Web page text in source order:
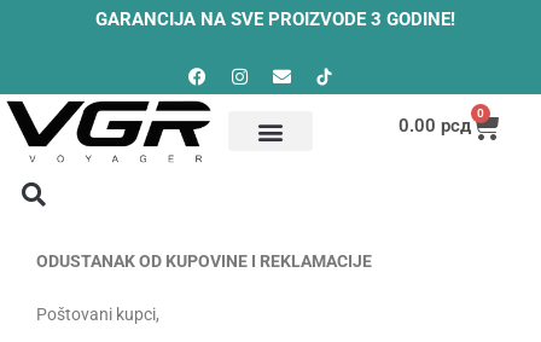
GARANCIJA NA SVE PROIZVODE 3 GODINE!
Facebook
InstagramEnvelope
0.00 рсд
0
Cart
Reklamacije
ODUSTANAK OD KUPOVINE I REKLAMACIJE
Poštovani kupci,